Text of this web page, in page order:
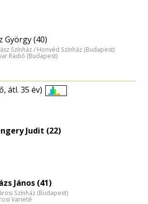
György (40)
Színház / Honvéd Színház (Budapest)
Rádió (Budapest)
átl. 35 év)
Judit (22)
János (41)
Színház (Budapest)
Varieté